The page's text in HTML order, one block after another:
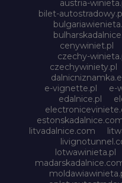
austria-
bilet-
cenywiniet.pl
czechy-
czechywiniety.pl
e-vignette.pl
e-
edalnice.pl
litvadalnice.com
lotwawinieta.pl